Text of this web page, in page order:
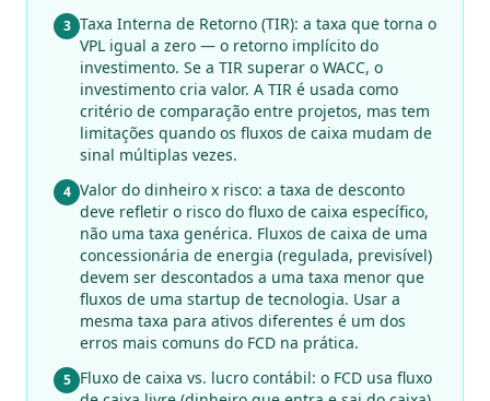
3 Taxa Interna de Retorno (TIR): a taxa que torna o
VPL igual a zero — o retorno implícito do
investimento. Se a TIR superar o WACC, o
investimento cria valor. A TIR é usada como
critério de comparação entre projetos, mas tem
limitações quando os fluxos de caixa mudam de
sinal múltiplas vezes.
4 Valor do dinheiro x risco: a taxa de desconto
deve refletir o risco do fluxo de caixa específico,
não uma taxa genérica. Fluxos de caixa de uma
concessionária de energia (regulada, previsível)
devem ser descontados a uma taxa menor que
fluxos de uma startup de tecnologia. Usar a
mesma taxa para ativos diferentes é um dos
erros mais comuns do FCD na prática.
5 Fluxo de caixa vs. lucro contábil: o FCD usa fluxo